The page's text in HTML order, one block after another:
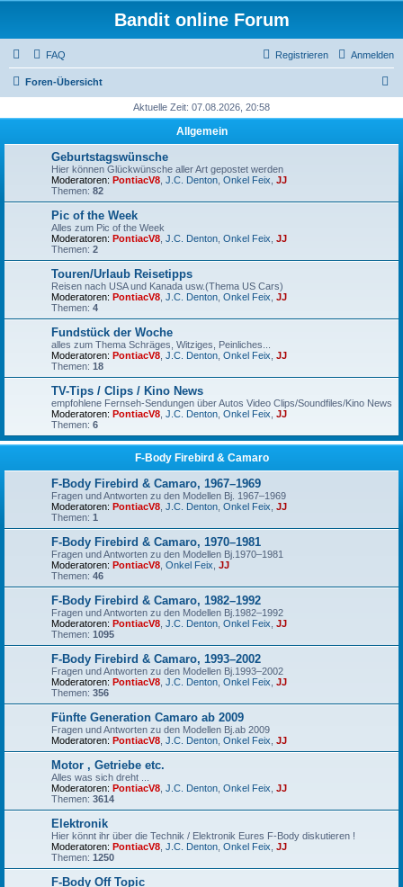
Bandit online Forum
FAQ Anmelden
Registrieren
Foren-Übersicht
h
Aktuelle Zeit: 07.08.2026, 20:58
Allgemein
Geburtstagswünsche
Hier können Glückwünsche aller Art gepostet werden
Moderatoren: PontiacV8 J.C. Denton Onkel Feix JJ
Themen: 82
Pic of the Week
Alles zum Pic of the Week
Moderatoren: PontiacV8 J.C. Denton Onkel Feix JJ
Themen: 2
Touren/Urlaub Reisetipps
Reisen nach USA und Kanada usw.(Thema US Cars)
Moderatoren: PontiacV8 J.C. Denton Onkel Feix JJ
Themen: 4
Fundstück der Woche
alles zum Thema Schräges, Witziges, Peinliches...
Moderatoren: PontiacV8 J.C. Denton Onkel Feix JJ
Themen: 18
TV-Tips / Clips / Kino News
empfohlene Fernseh-Sendungen über Autos Video Clips/Soundfiles/Kino News
Moderatoren: PontiacV8 J.C. Denton Onkel Feix JJ
Themen: 6
F-Body Firebird & Camaro
F-Body Firebird & Camaro, 1967–1969
Fragen und Antworten zu den Modellen Bj. 1967–1969
Moderatoren: PontiacV8 J.C. Denton Onkel Feix JJ
Themen: 1
F-Body Firebird & Camaro, 1970–1981
Fragen und Antworten zu den Modellen Bj.1970–1981
Moderatoren: PontiacV8 Onkel Feix JJ
Themen: 46
F-Body Firebird & Camaro, 1982–1992
Fragen und Antworten zu den Modellen Bj.1982–1992
Moderatoren: PontiacV8 J.C. Denton Onkel Feix JJ
Themen: 1095
F-Body Firebird & Camaro, 1993–2002
Fragen und Antworten zu den Modellen Bj.1993–2002
Moderatoren: PontiacV8 J.C. Denton Onkel Feix JJ
Themen: 356
Fünfte Generation Camaro ab 2009
Fragen und Antworten zu den Modellen Bj.ab 2009
Moderatoren: PontiacV8 J.C. Denton Onkel Feix JJ
Motor , Getriebe etc.
Alles was sich dreht ...
Moderatoren: PontiacV8 J.C. Denton Onkel Feix JJ
Themen: 3614
Elektronik
Hier könnt ihr über die Technik / Elektronik Eures F-Body diskutieren !
Moderatoren: PontiacV8 J.C. Denton Onkel Feix JJ
Themen: 1250
F-Body Off Topic